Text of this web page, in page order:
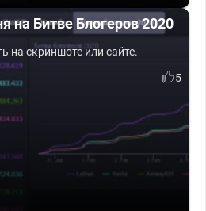
на Битве Блогеров 2020
на скриншоте или сайте.
5